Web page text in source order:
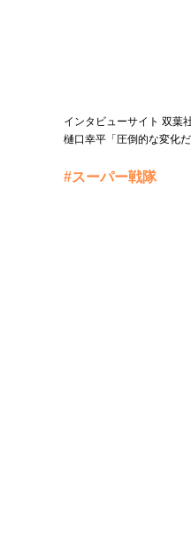
インタビューサイト 双葉
樋口幸平「圧倒的な変化
#スーパー戦隊